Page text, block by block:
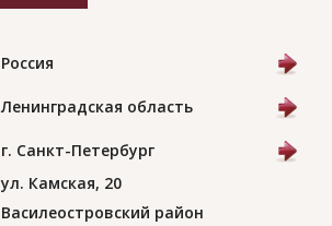
Россия
Ленинградская область
г. Санкт-Петербург
ул. Камская, 20
Василеостровский район